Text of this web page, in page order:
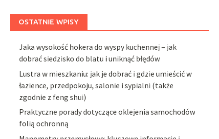
OSTATNIE WPISY
Jaka wysokość hokera do wyspy kuchennej – jak
dobrać siedzisko do blatu i uniknąć błędów
Lustra w mieszkaniu: jak je dobrać i gdzie umieścić w
łazience, przedpokoju, salonie i sypialni (także
zgodnie z feng shui)
Praktyczne porady dotyczące oklejenia samochodów
folią ochronną